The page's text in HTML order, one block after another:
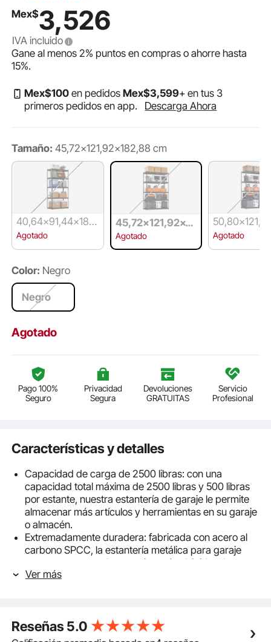
cocina, almacén y sótano, color negro
Mex$3,526
IVA incluido
Gane al menos2% puntos en compras o ahorre hasta
15%.
Mex$100 en pedidosMex$3,599+ en tus 3
primeros pedidos en app.
Descarga Ahora
Tamaño: 45,72x121,92x182,88 cm
40,64x91,44x182,
88 cm
Agotado
45,72x121,92x1
82,88 cm
Agotado
2,88 cm
Agotado
Color: Negro
Negro
Agotado
Pago 100%
Seguro
Privacidad
Segura
Devoluciones
GRATUITAS
Servicio
Profesional
Características y detalles
Capacidad de carga de 2500 libras: con una
capacidad total máxima de 2500 libras y 500 libras
por estante, nuestra estantería de garaje le permite
almacenar más artículos y herramientas en su garaje
o almacén.
Extremadamente duradera: fabricada con acero al
carbono SPCC, la estantería metálica para garaje
presenta una excelente resistencia al óxido y la
oxidación. Está equipada con un revestimiento en
acomodar diversos artículos de diferentes tamaños.
Nuestro estante de almacenamiento para garaje
Ver más
Reseñas5.0